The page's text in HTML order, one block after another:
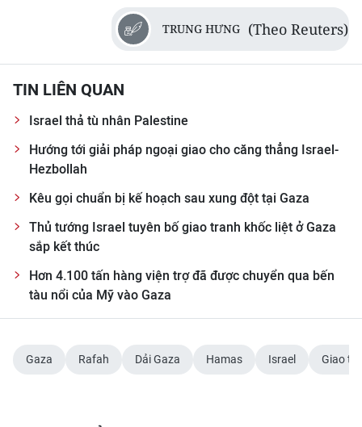
TRUNG HƯNG (Theo Reuters)
TIN LIÊN QUAN
Israel thả tù nhân Palestine
Hướng tới giải pháp ngoại giao cho căng thẳng Israel-
Hezbollah
Kêu gọi chuẩn bị kế hoạch sau xung đột tại Gaza
Thủ tướng Israel tuyên bố giao tranh khốc liệt ở Gaza
sắp kết thúc
Hơn 4.100 tấn hàng viện trợ đã được chuyển qua bến
tàu nổi của Mỹ vào Gaza
Gaza Rafah Dải Gaza Hamas Israel Giao